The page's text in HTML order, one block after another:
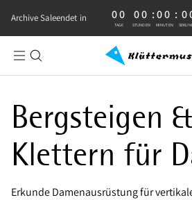
Archive Saleendet in
0 TAGE, 0 STUNDEN, 0 MINUTEN, 0
00
TAGE
00
STUNDEN
: 00
MINUTEN
:
Bergsteigen &
Klettern für
Erkunde Damenausrüstung für